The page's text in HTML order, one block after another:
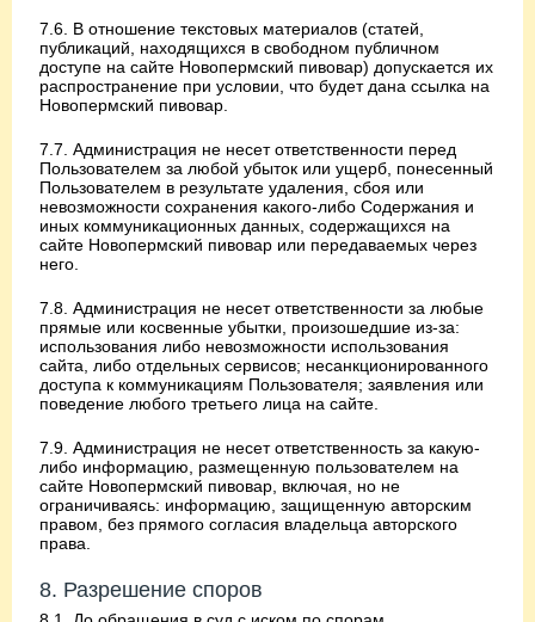
7.6. В отношение текстовых материалов (статей,
публикаций, находящихся в свободном публичном
доступе на сайте Новопермский пивовар) допускается их
распространение при условии, что будет дана ссылка на
Новопермский пивовар.
7.7. Администрация не несет ответственности перед
Пользователем за любой убыток или ущерб, понесенный
Пользователем в результате удаления, сбоя или
невозможности сохранения какого-либо Содержания и
иных коммуникационных данных, содержащихся на
сайте Новопермский пивовар или передаваемых через
него.
7.8. Администрация не несет ответственности за любые
прямые или косвенные убытки, произошедшие из-за:
использования либо невозможности использования
сайта, либо отдельных сервисов; несанкционированного
доступа к коммуникациям Пользователя; заявления или
поведение любого третьего лица на сайте.
7.9. Администрация не несет ответственность за какую-
либо информацию, размещенную пользователем на
сайте Новопермский пивовар, включая, но не
ограничиваясь: информацию, защищенную авторским
правом, без прямого согласия владельца авторского
права.
8. Разрешение споров